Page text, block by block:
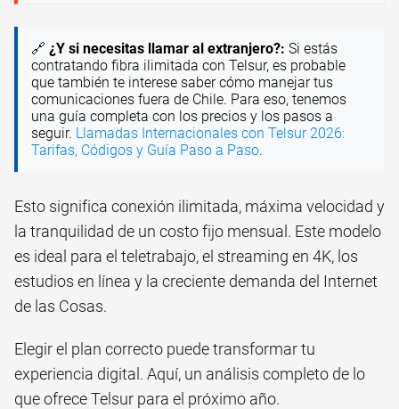
🔗 ¿Y si necesitas llamar al extranjero?: Si estás
contratando fibra ilimitada con Telsur, es probable
que también te interese saber cómo manejar tus
comunicaciones fuera de Chile. Para eso, tenemos
una guía completa con los precios y los pasos a
seguir. Llamadas Internacionales con Telsur 2026:
Tarifas, Códigos y Guía Paso a Paso.
Esto significa conexión ilimitada, máxima velocidad y
la tranquilidad de un costo fijo mensual. Este modelo
es ideal para el teletrabajo, el streaming en 4K, los
estudios en línea y la creciente demanda del Internet
de las Cosas.
Elegir el plan correcto puede transformar tu
experiencia digital. Aquí, un análisis completo de lo
que ofrece Telsur para el próximo año.